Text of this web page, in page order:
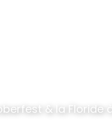
& la Floride